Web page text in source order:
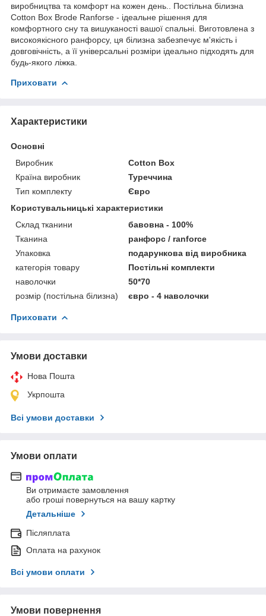
виробництва та комфорт на кожен день.. Постільна білизна
Cotton Box Brode Ranforse - ідеальне рішення для
комфортного сну та вишуканості вашої спальні. Виготовлена з
високоякісного ранфорсу, ця білизна забезпечує м'якість і
довговічність, а її універсальні розміри ідеально підходять для
будь-якого ліжка.
Приховати
Характеристики
Основні
Виробник
Cotton Box
Країна виробник
Туреччина
Тип комплекту
Євро
Користувальницькі характеристики
Склад тканини
бавовна - 100%
Тканина
ранфорс / ranforce
Упаковка
подарункова від виробника
категорія товару
Постільні комплекти
наволочки
50*70
розмір (постільна білизна)
євро - 4 наволочки
Приховати
Умови доставки
Нова Пошта
Укрпошта
Всі умови доставки
Умови оплати
Ви отримаєте замовлення
або гроші повернуться на вашу картку
Детальніше
Післяплата
Оплата на рахунок
Всі умови оплати
Умови повернення